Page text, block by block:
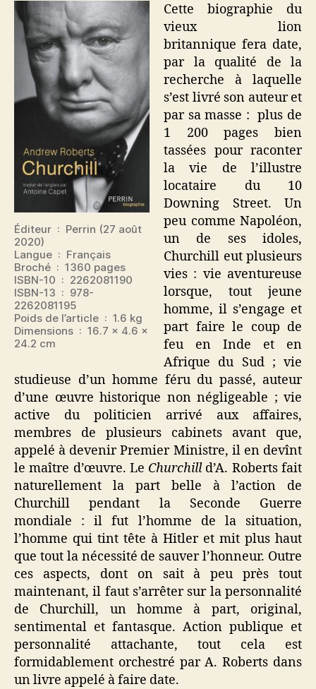
Éditeur ‏ : ‎ Perrin (27 août
2020)
Langue ‏ : ‎ Français
Broché ‏ : ‎ 1360 pages
ISBN-10 ‏ : ‎ 2262081190
ISBN-13 ‏ : ‎ 978-
2262081195
Poids de l’article ‏ : ‎ 1.6 kg
Dimensions ‏ : ‎ 16.7 x 4.6 x
24.2 cm
Cette biographie du
vieux lion
britannique fera date,
par la qualité de la
recherche à laquelle
s’est livré son auteur et
par sa masse : plus de
1 200 pages bien
tassées pour raconter
la vie de l’illustre
locataire du 10
Downing Street. Un
peu comme Napoléon,
un de ses idoles,
Churchill eut plusieurs
vies : vie aventureuse
lorsque, tout jeune
homme, il s’engage et
part faire le coup de
feu en Inde et en
Afrique du Sud ; vie
studieuse d’un homme féru du passé, auteur
d’une œuvre historique non négligeable ; vie
active du politicien arrivé aux affaires,
membres de plusieurs cabinets avant que,
appelé à devenir Premier Ministre, il en devînt
le maître d’œuvre. Le Churchill d’A. Roberts fait
naturellement la part belle à l’action de
Churchill pendant la Seconde Guerre
mondiale : il fut l’homme de la situation,
l’homme qui tint tête à Hitler et mit plus haut
que tout la nécessité de sauver l’honneur. Outre
ces aspects, dont on sait à peu près tout
maintenant, il faut s’arrêter sur la personnalité
de Churchill, un homme à part, original,
sentimental et fantasque. Action publique et
personnalité attachante, tout cela est
formidablement orchestré par A. Roberts dans
un livre appelé à faire date.